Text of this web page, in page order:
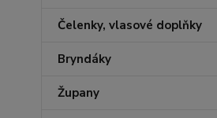
Čelenky, vlasové doplňky
Bryndáky
Župany